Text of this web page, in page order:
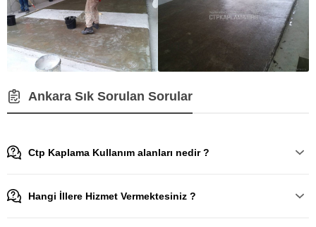
Ankara Sık Sorulan Sorular
Ctp Kaplama Kullanım alanları nedir ?
Hangi İllere Hizmet Vermektesiniz ?